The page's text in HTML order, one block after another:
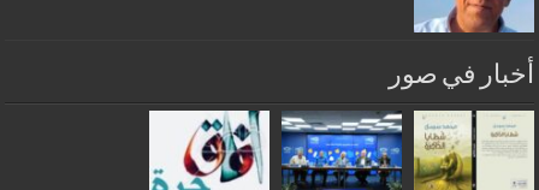
أخبار في صور